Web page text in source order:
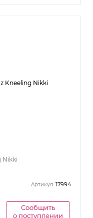
Nikki
Артикул: 17994
Сообщить
о поступлении